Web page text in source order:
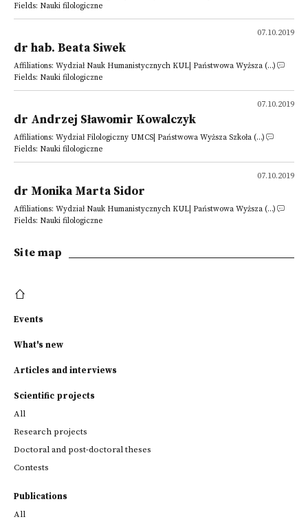
Fields: Nauki filologiczne
07.10.2019
dr hab. Beata Siwek
Affiliations: Wydział Nauk Humanistycznych KUL| Państwowa Wyższa (...)
Fields: Nauki filologiczne
07.10.2019
dr Andrzej Sławomir Kowalczyk
Affiliations: Wydział Filologiczny UMCS| Państwowa Wyższa Szkoła (...)
Fields: Nauki filologiczne
07.10.2019
dr Monika Marta Sidor
Affiliations: Wydział Nauk Humanistycznych KUL| Państwowa Wyższa (...)
Fields: Nauki filologiczne
Site map
Events
What's new
Articles and interviews
Scientific projects
All
Research projects
Doctoral and post-doctoral theses
Contests
Publications
All